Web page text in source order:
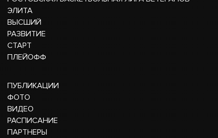
ЭЛИТА
ВЫСШИЙ
РАЗВИТИЕ
СТАРТ
ПЛЕЙОФФ
ПУБЛИКАЦИИ
ФОТО
ВИДЕО
РАСПИСАНИЕ
ПАРТНЕРЫ